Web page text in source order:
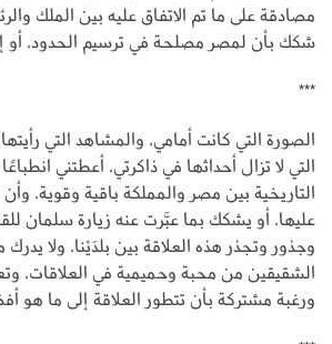
مصادقة على ما تم الاتفاق عليه بين الملك
شكك بأن لمصر مصلحة في ترسيم الحدود، أو
***
الصورة التي كانت أمامي، والمشاهد التي
التي لا تزال أحداثها في ذاكرتي، أعطتني
التاريخية بين مصر والمملكة باقية وقوية،
عليها، أو يشكك بما عبَّرت عنه زيارة سلمان
وجذور وتجذر هذه العلاقة بين بلدَيْنا، ولا
الشقيقين من محبة وحميمية في العلاقات،
ورغبة مشتركة بأن تتطور العلاقة إلى ما هو